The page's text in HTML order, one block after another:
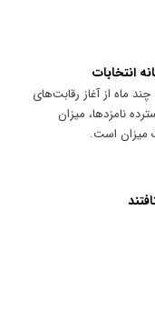
انتخابات
ماه از آغاز رقابت‌های
و تبلیغات گسترده نامزدها، میزان
میزان است.